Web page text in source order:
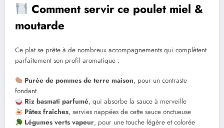
Comment servir ce poulet miel &
moutarde
Ce plat se prête à de nombreux accompagnements qui complètent
parfaitement son profil aromatique :
Purée de pommes de terre maison, pour un contraste
fondant
Riz basmati parfumé, qui absorbe la sauce à merveille
Pâtes fraîches, servies nappées de cette sauce onctueuse
Légumes verts vapeur, pour une touche légère et colorée